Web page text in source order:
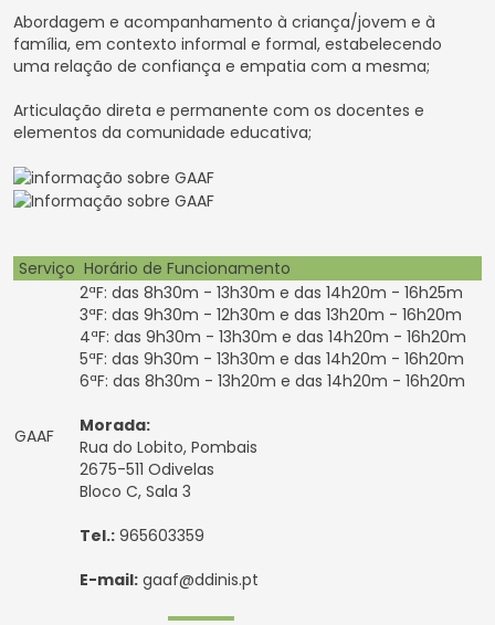
Abordagem e acompanhamento à criança/jovem e à
família, em contexto informal e formal, estabelecendo
uma relação de confiança e empatia com a mesma;
Articulação direta e permanente com os docentes e
elementos da comunidade educativa;
Serviço Horário de Funcionamento
GAAF
2ªF: das 8h30m - 13h30m e das 14h20m - 16h25m
3ªF: das 9h30m - 12h30m e das 13h20m - 16h20m
4ªF: das 9h30m - 13h30m e das 14h20m - 16h20m
5ªF: das 9h30m - 13h30m e das 14h20m - 16h20m
6ªF: das 8h30m - 13h20m e das 14h20m - 16h20m
Morada:
Rua do Lobito, Pombais
2675-511 Odivelas
Bloco C, Sala 3
Tel.: 965603359
E-mail: gaaf@ddinis.pt